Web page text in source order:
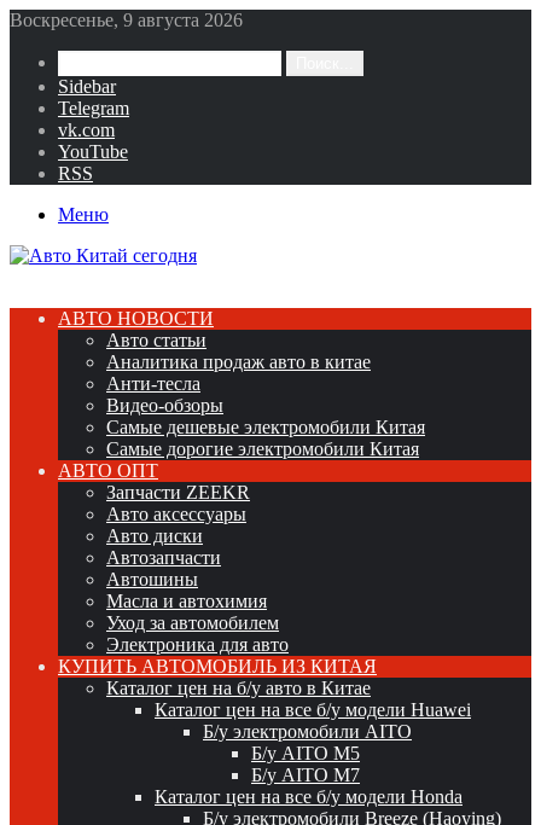
Воскресенье, 9 августа 2026
Sidebar
Telegram
vk.com
YouTube
RSS
Меню
АВТО НОВОСТИ
Авто статьи
Аналитика продаж авто в китае
Анти-тесла
Видео-обзоры
Самые дешевые электромобили Китая
Самые дорогие электромобили Китая
АВТО ОПТ
Запчасти ZEEKR
Авто аксессуары
Авто диски
Автозапчасти
Автошины
Масла и автохимия
Уход за автомобилем
Электроника для авто
КУПИТЬ АВТОМОБИЛЬ ИЗ КИТАЯ
Каталог цен на б/у авто в Китае
Каталог цен на все б/у модели Huawei
Б/у электромобили AITO
Б/у AITO M5
Б/у AITO M7
Каталог цен на все б/у модели Honda
Б/у электромобили Breeze (Haoying)